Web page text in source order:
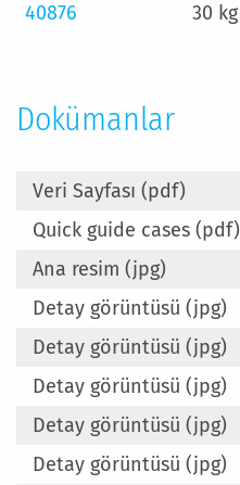
40876
30 kg
Dokümanlar
Veri Sayfası (pdf)
Quick guide cases (pdf)
Ana resim (jpg)
Detay görüntüsü (jpg)
Detay görüntüsü (jpg)
Detay görüntüsü (jpg)
Detay görüntüsü (jpg)
Detay görüntüsü (jpg)